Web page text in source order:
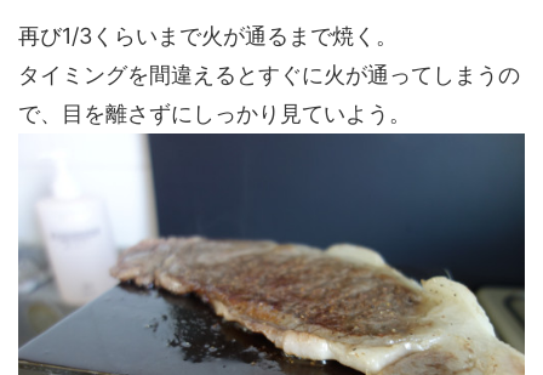
再び1/3くらいまで火が通るまで焼く。
タイミングを間違えるとすぐに火が通ってしまうの
で、目を離さずにしっかり見ていよう。